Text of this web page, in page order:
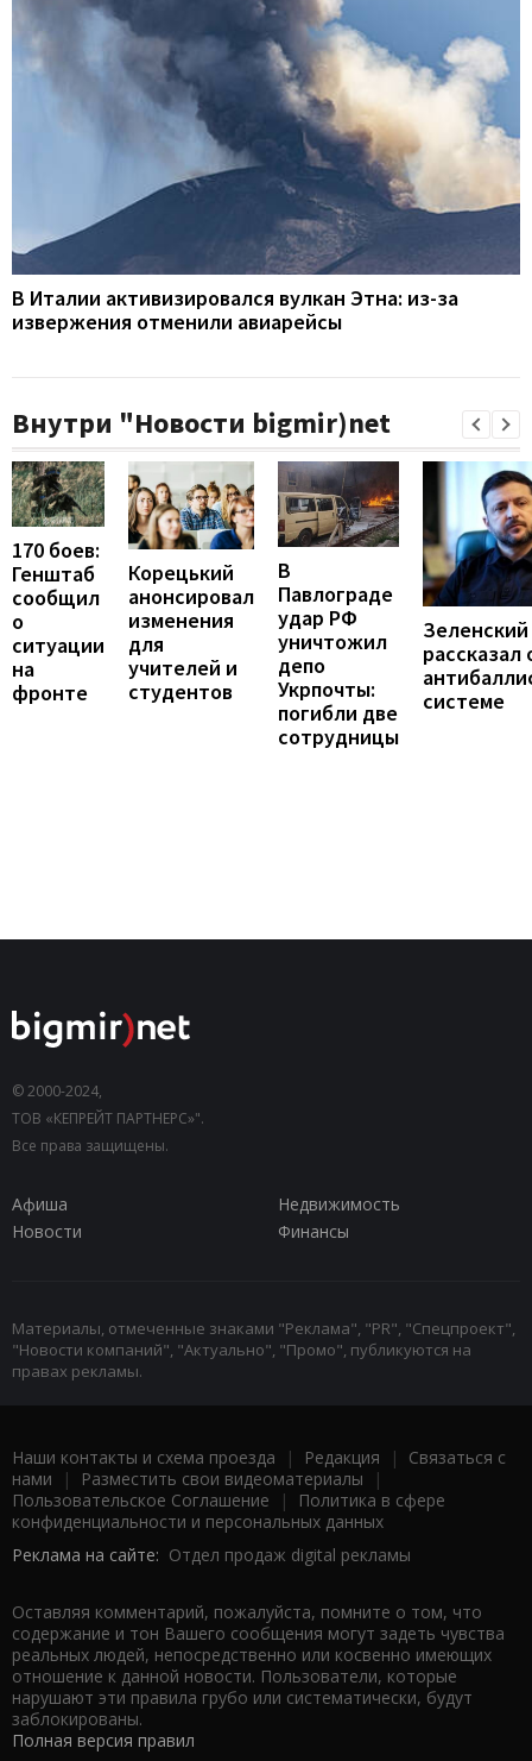
В Италии активизировался вулкан Этна: из-за
извержения отменили авиарейсы
Внутри "Новости bigmir)net
170 боев:
Генштаб
сообщил
о
ситуации
на
фронте
Корецький
анонсировал
изменения
для
учителей и
студентов
В
Павлограде
удар РФ
уничтожил
депо
Укрпочты:
погибли две
сотрудницы
Зеленский
рассказал
системе
© 2000-2024,
ТОВ «КЕПРЕЙТ ПАРТНЕРС»".
Все права защищены.
Афиша
Недвижимость
Новости
Финансы
Материалы, отмеченные знаками "Реклама", "PR", "Спецпроект",
"Новости компаний", "Актуально", "Промо", публикуются на
правах рекламы.
Наши контакты и схема проезда | Редакция | Связаться с
нами | Разместить свои видеоматериалы |
Пользовательское Соглашение |
Политика в сфере
конфиденциальности и персональных данных
Реклама на сайте: Отдел продаж digital рекламы
Оставляя комментарий, пожалуйста, помните о том, что
содержание и тон Вашего сообщения могут задеть чувства
реальных людей, непосредственно или косвенно имеющих
отношение к данной новости. Пользователи, которые
нарушают эти правила грубо или систематически, будут
заблокированы.
Полная версия правил